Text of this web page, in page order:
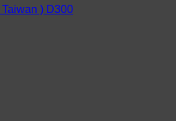
) D300